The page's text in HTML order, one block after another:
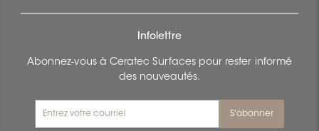
Infolettre
Abonnez-vous à Ceratec Surfaces pour rester informé
des nouveautés.
S'abonner